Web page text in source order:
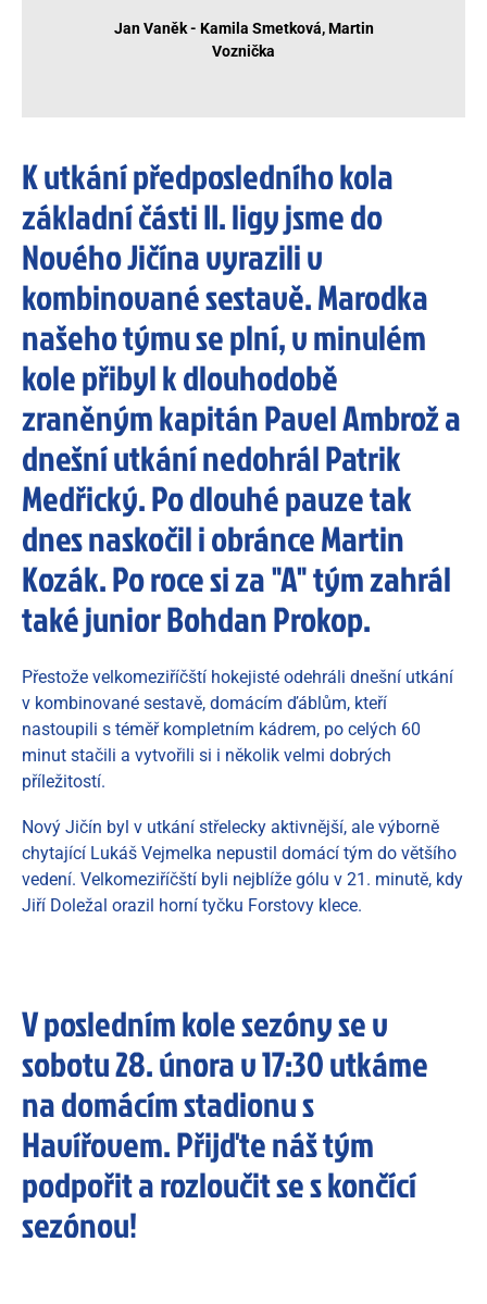
Jan Vaněk - Kamila Smetková, Martin
Voznička
K utkání předposledního kola
základní části II. ligy jsme do
Nového Jičína vyrazili v
kombinované sestavě. Marodka
našeho týmu se plní, v minulém
kole přibyl k dlouhodobě
zraněným kapitán Pavel Ambrož a
dnešní utkání nedohrál Patrik
Medřický. Po dlouhé pauze tak
dnes naskočil i obránce Martin
Kozák. Po roce si za "A" tým zahrál
také junior Bohdan Prokop.
Přestože velkomeziříčští hokejisté odehráli dnešní utkání
v kombinované sestavě, domácím ďáblům, kteří
nastoupili s téměř kompletním kádrem, po celých 60
minut stačili a vytvořili si i několik velmi dobrých
příležitostí.
Nový Jičín byl v utkání střelecky aktivnější, ale výborně
chytající Lukáš Vejmelka nepustil domácí tým do většího
vedení. Velkomeziříčští byli nejblíže gólu v 21. minutě, kdy
Jiří Doležal orazil horní tyčku Forstovy klece.
V posledním kole sezóny se v
sobotu 28. února v 17:30 utkáme
na domácím stadionu s
Havířovem. Přijďte náš tým
podpořit a rozloučit se s končící
sezónou!